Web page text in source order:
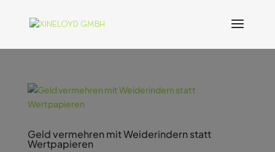
Geld vermehren mit Weiderindern statt
Wertpapieren